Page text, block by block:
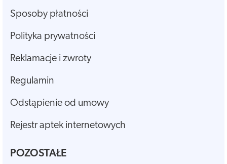
Sposoby płatności
Polityka prywatności
Reklamacje i zwroty
Regulamin
Odstąpienie od umowy
Rejestr aptek internetowych
POZOSTAŁE